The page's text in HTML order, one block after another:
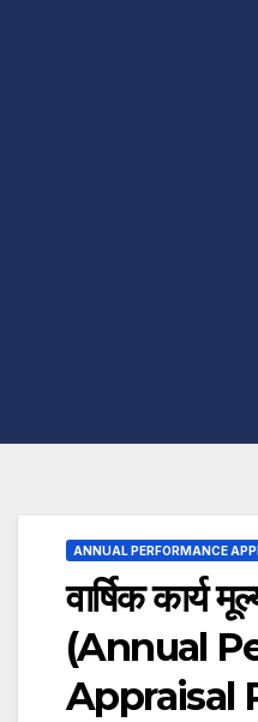
ANNUAL PERFORMANCE
वार्षिक कार्य
(Annual
Appraisal